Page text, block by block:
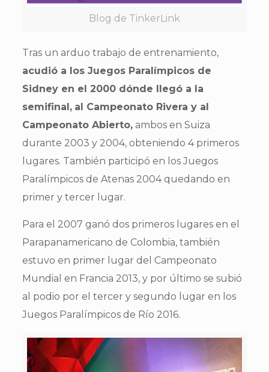
Blog de TinkerLink
Tras un arduo trabajo de entrenamiento,
acudió a los Juegos Paralímpicos de
Sidney en el 2000 dónde llegó a la
semifinal, al Campeonato Rivera y al
Campeonato Abierto,ambos en Suiza
durante 2003 y 2004, obteniendo 4 primeros
lugares. También participó en los Juegos
Paralímpicos de Atenas 2004 quedando en
primer y tercer lugar.
Para el 2007 ganó dos primeros lugares en el
Parapanamericano de Colombia, también
estuvo en primer lugar del Campeonato
Mundial en Francia 2013, y por último se subió
al podio por el tercer y segundo lugar en los
Juegos Paralímpicos de Río 2016.